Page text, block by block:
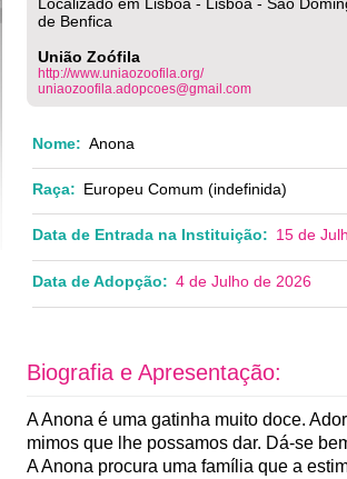
de Benfica
União Zoófila
http://www.uniaozoofila.org/
uniaozoofila.adopcoes@gmail.com
Nome: Anona
Raça: Europeu Comum (indefinida)
Data de Entrada na Instituição: 15 de
Data de Adopção: 4 de Julho de 2026
Biografia e Apresentação:
A Anona é uma gatinha muito doce.
mimos que lhe possamos dar. Dá-se
A Anona procura uma família que a